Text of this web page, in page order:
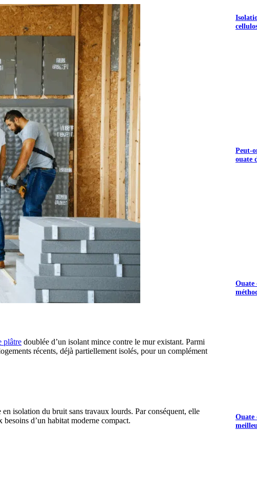
plâtre doublée d’un isolant mince contre le mur existant. Parmi
récents, déjà partiellement isolés, pour un complément
isolation du bruit sans travaux lourds. Par conséquent, elle
d’un habitat moderne compact.
Peut-
ouate
Ouate
Ouate